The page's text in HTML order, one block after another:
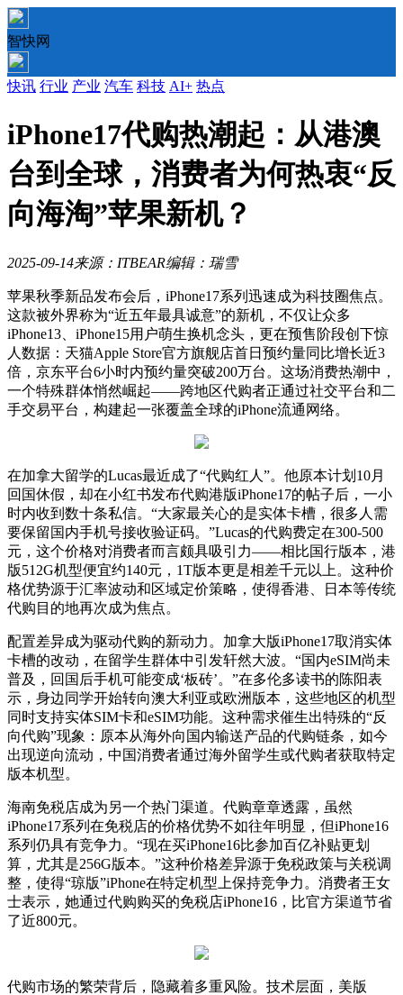
智快网
快讯 行业 产业 汽车 科技 AI+ 热点
iPhone17代购热潮起：从港澳
台到全球，消费者为何热衷“反
向海淘”苹果新机？
2025-09-14来源：ITBEAR编辑：瑞雪
苹果秋季新品发布会后，iPhone17系列迅速成为科技圈焦点。
这款被外界称为“近五年最具诚意”的新机，不仅让众多
iPhone13、iPhone15用户萌生换机念头，更在预售阶段创下惊
人数据：天猫Apple Store官方旗舰店首日预约量同比增长近3
倍，京东平台6小时内预约量突破200万台。这场消费热潮中，
一个特殊群体悄然崛起——跨地区代购者正通过社交平台和二
手交易平台，构建起一张覆盖全球的iPhone流通网络。
在加拿大留学的Lucas最近成了“代购红人”。他原本计划10月
回国休假，却在小红书发布代购港版iPhone17的帖子后，一小
时内收到数十条私信。“大家最关心的是实体卡槽，很多人需
要保留国内手机号接收验证码。”Lucas的代购费定在300-500
元，这个价格对消费者而言颇具吸引力——相比国行版本，港
版512G机型便宜约140元，1T版本更是相差千元以上。这种价
格优势源于汇率波动和区域定价策略，使得香港、日本等传统
代购目的地再次成为焦点。
配置差异成为驱动代购的新动力。加拿大版iPhone17取消实体
卡槽的改动，在留学生群体中引发轩然大波。“国内eSIM尚未
普及，回国后手机可能变成‘板砖’。”在多伦多读书的陈阳表
示，身边同学开始转向澳大利亚或欧洲版本，这些地区的机型
同时支持实体SIM卡和eSIM功能。这种需求催生出特殊的“反
向代购”现象：原本从海外向国内输送产品的代购链条，如今
出现逆向流动，中国消费者通过海外留学生或代购者获取特定
版本机型。
海南免税店成为另一个热门渠道。代购章章透露，虽然
iPhone17系列在免税店的价格优势不如往年明显，但iPhone16
系列仍具有竞争力。“现在买iPhone16比参加百亿补贴更划
算，尤其是256G版本。”这种价格差异源于免税政策与关税调
整，使得“琼版”iPhone在特定机型上保持竞争力。消费者王女
士表示，她通过代购购买的免税店iPhone16，比官方渠道节省
了近800元。
代购市场的繁荣背后，隐藏着多重风险。技术层面，美版